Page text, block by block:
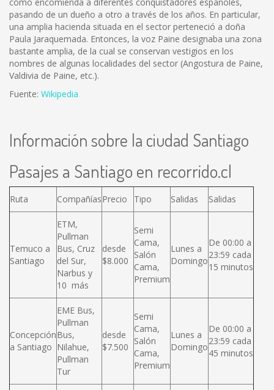
pasando de un dueño a otro a través de los años. En particular,
una amplia hacienda situada en el sector perteneció a doña
Paula Jaraquemada. Entonces, la voz Paine designaba una zona
bastante amplia, de la cual se conservan vestigios en los
nombres de algunas localidades del sector (Angostura de Paine,
Valdivia de Paine, etc.).
Fuente: Wikipedia
Información sobre la ciudad Santiago
Pasajes a Santiago en recorrido.cl
Ruta CompañíasPrecio Tipo Salidas Salidas
Temuco a
Santiago
ETM,
Pullman
Bus, Cruz
del Sur,
Narbus y
10 más
desde
$8.000
Semi
Cama,
Salón
Cama,
Premium
Lunes a
Domingo
De 00:00 a
23:59 cada
15 minutos
Concepción
a Santiago
EME Bus,
Pullman
Bus,
Nilahue,
Pullman
Tur
desde
$7.500
Semi
Cama,
Salón
Cama,
Premium
Lunes a
Domingo
De 00:00 a
23:59 cada
45 minutos